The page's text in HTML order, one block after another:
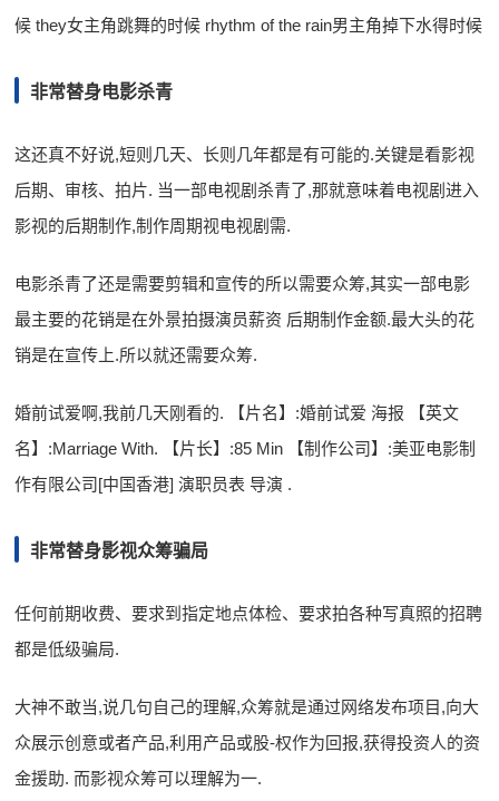
候 they女主角跳舞的时候 rhythm of the rain男主角掉下水得时候
非常替身电影杀青
这还真不好说,短则几天、长则几年都是有可能的.关键是看影视
后期、审核、拍片. 当一部电视剧杀青了,那就意味着电视剧进入
影视的后期制作,制作周期视电视剧需.
电影杀青了还是需要剪辑和宣传的所以需要众筹,其实一部电影
最主要的花销是在外景拍摄演员薪资 后期制作金额.最大头的花
销是在宣传上.所以就还需要众筹.
婚前试爱啊,我前几天刚看的. 【片名】:婚前试爱 海报 【英文
名】:Marriage With. 【片长】:85 Min 【制作公司】:美亚电影制
作有限公司[中国香港] 演职员表 导演 .
非常替身影视众筹骗局
任何前期收费、要求到指定地点体检、要求拍各种写真照的招聘
都是低级骗局.
大神不敢当,说几句自己的理解,众筹就是通过网络发布项目,向大
众展示创意或者产品,利用产品或股-权作为回报,获得投资人的资
金援助. 而影视众筹可以理解为一.